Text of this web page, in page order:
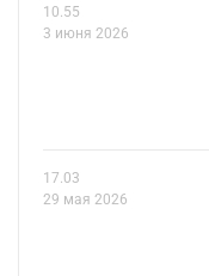
10.55
3 июня 2026
17.03
29 мая 2026